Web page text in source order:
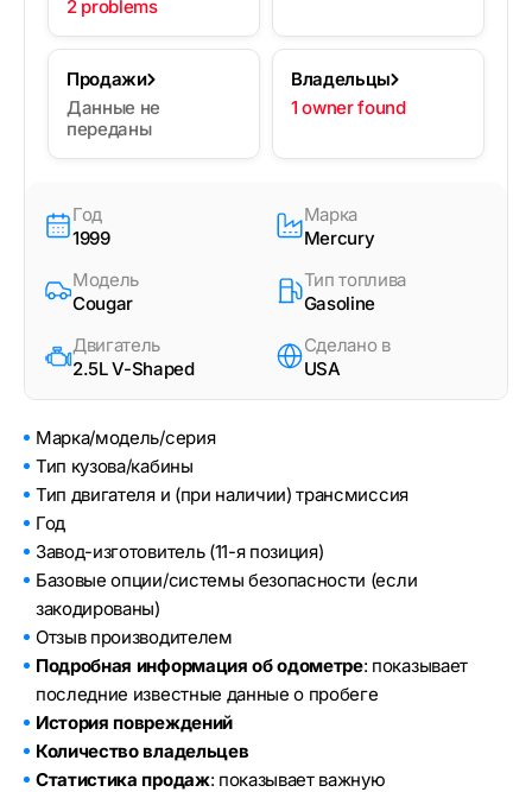
2 problems
Продажи
Данные не
переданы
Владельцы
1 owner found
Год
1999
Марка
Mercury
Модель
Cougar
Тип топлива
Gasoline
Двигатель
2.5L V-Shaped
Сделано в
USA
Марка/модель/серия
Тип кузова/кабины
Тип двигателя и (при наличии) трансмиссия
Год
Завод-изготовитель (11-я позиция)
Базовые опции/системы безопасности (если
закодированы)
Отзыв производителем
Подробная информация об одометре: показывает
последние известные данные о пробеге
История повреждений
Количество владельцев
Статистика продаж: показывает важную